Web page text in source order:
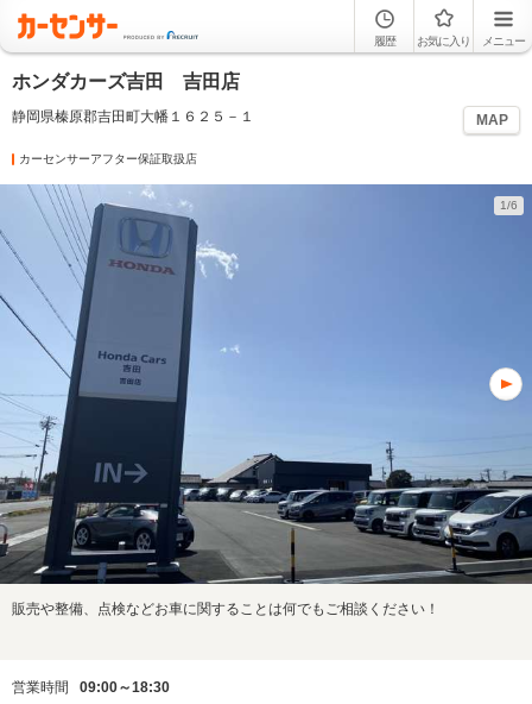
履歴 お気に入り メニュー
ホンダカーズ吉田 吉田店
静岡県榛原郡吉田町大幡１６２５－１ MAP
カーセンサーアフター保証取扱店
1/6
販売や整備、点検などお車に関することは何でもご相談ください！
営業時間
09:00～18:30